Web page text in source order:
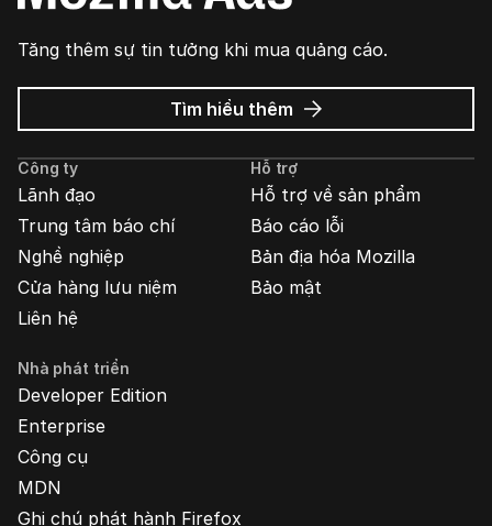
Tăng thêm sự tin tưởng khi mua quảng cáo.
Tìm hiểu thêm về
Quảng
cáo
Công ty
Lãnh đạo
Trung tâm báo chí
Nghề nghiệp
Cửa hàng lưu niệm
Liên hệ
Hỗ trợ
Hỗ trợ về sản phẩm
Báo cáo lỗi
Bản địa hóa Mozilla
Bảo mật
Nhà phát triển
Developer Edition
Enterprise
Công cụ
MDN
Ghi chú phát hành Firefox